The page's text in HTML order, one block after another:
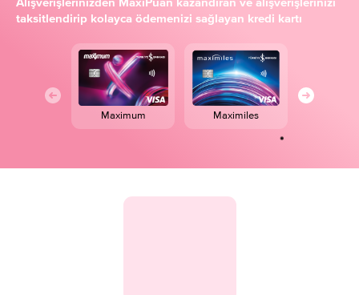
Alışverişlerinizden MaxiPuan kazandıran ve alışverişlerinizi
taksitlendirip kolayca ödemenizi sağlayan kredi kartı
Maximum Maximiles